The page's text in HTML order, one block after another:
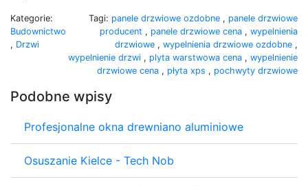
Kategorie:
Budownictwo
, Drzwi
Tagi: panele drzwiowe ozdobne , panele drzwiowe
producent , panele drzwiowe cena , wypelnienia
drzwiowe , wypelnienia drzwiowe ozdobne ,
wypelnienie drzwi , plyta warstwowa cena , wypelnienie
drzwiowe cena , płyta xps , pochwyty drzwiowe
Podobne wpisy
Profesjonalne okna drewniano aluminiowe
Osuszanie Kielce - Tech Nob